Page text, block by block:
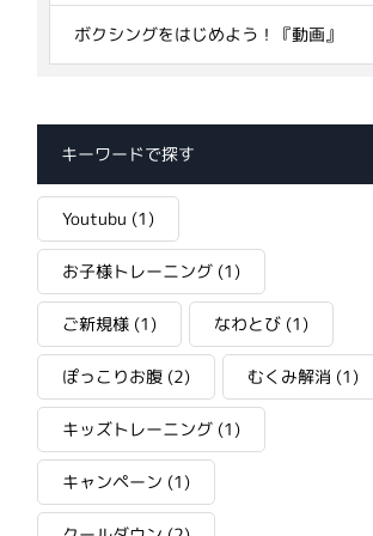
ボクシングをはじめよう！『動画』
キーワードで探す
Youtubu (1)
お子様トレーニング (1)
ご新規様 (1) なわとび (1)
ぽっこりお腹 (2) むくみ解消 (1)
キッズトレーニング (1)
キャンペーン (1)